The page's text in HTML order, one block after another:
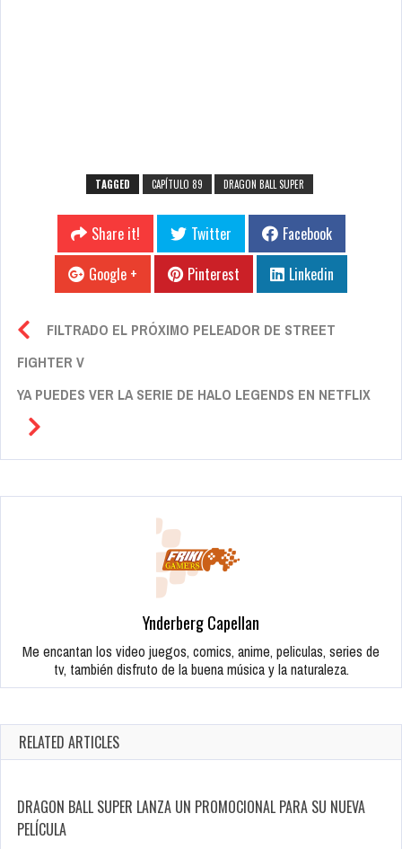
TAGGED CAPÍTULO 89 DRAGON BALL SUPER
Share it! Twitter
Facebook
Google +
Pinterest Linkedin
FILTRADO EL PRÓXIMO PELEADOR DE STREET
FIGHTER V
YA PUEDES VER LA SERIE DE HALO LEGENDS EN NETFLIX
Ynderberg Capellan
Me encantan los video juegos, comics, anime, peliculas, series de
tv, también disfruto de la buena música y la naturaleza.
RELATED ARTICLES
DRAGON BALL SUPER LANZA UN PROMOCIONAL PARA SU NUEVA
PELÍCULA